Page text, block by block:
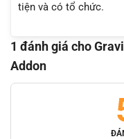
tiện và có tổ chức.
1 đánh giá cho
Addon